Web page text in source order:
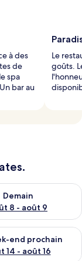
à des
de
spa
bar au
Le
goûts.
8
Demain
8 - août 9
pour
7 - août 9
end prochain
14 - août 16
pour